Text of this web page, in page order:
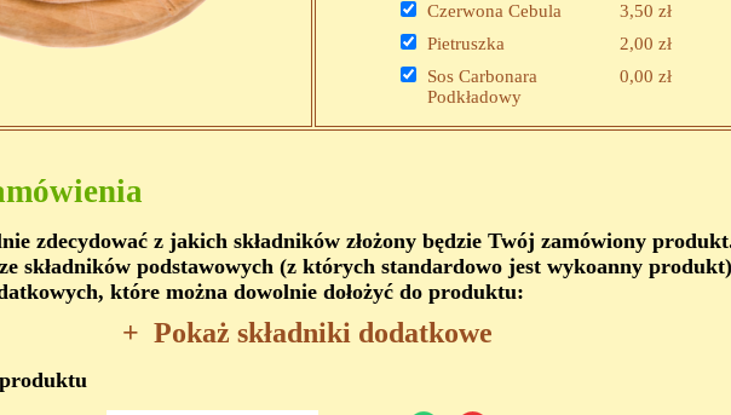
Czerwona Cebula
3,50 zł
Pietruszka
2,00 zł
Sos Carbonara
Podkładowy
0,00 zł
zdecydować z jakich składników złożony będzie Twój zamówiony
składników podstawowych (z których standardowo jest wykoanny
które można dowolnie dołożyć do produktu:
+ Pokaż składniki dodatkowe